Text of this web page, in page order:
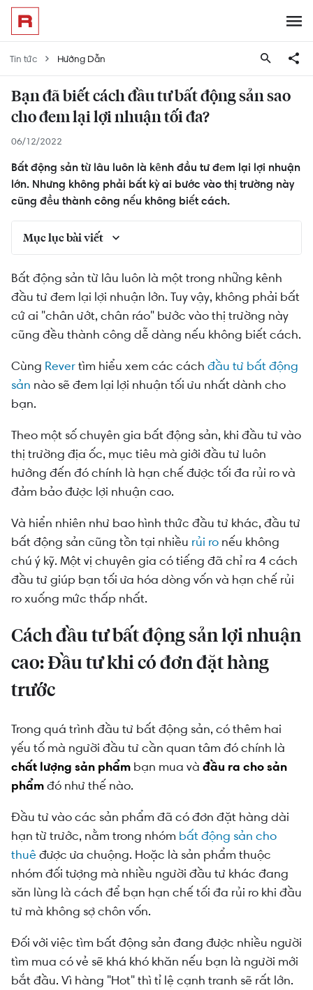
Tin tức Hướng Dẫn
Bạn đã biết cách đầu tư bất động sản sao
cho đem lại lợi nhuận tối đa?
06/12/2022
Bất động sản từ lâu luôn là kênh đầu tư đem lại lợi nhuận
lớn. Nhưng không phải bất kỳ ai bước vào thị trường này
cũng đều thành công nếu không biết cách.
Mục lục bài viết
khi có đơn đặt hàng trước
Cách đầu tư bất động sản lợi nhuận cao: Chọn
bất động sản có lãi trước khi mua
Cách đầu tư bất động sản lợi nhuận cao: Tự làm
tăng giá trị bất động sản
Bất động sản từ lâu luôn là một trong những kênh
đầu tư đem lại lợi nhuận lớn. Tuy vậy, không phải bất
cứ ai "chân ướt, chân ráo" bước vào thị trường này
cũng đều thành công dễ dàng nếu không biết cách.
Cùng Revertìm hiểu xem các cách đầu tư bất động
sản nào sẽ đem lại lợi nhuận tối ưu nhất dành cho
bạn.
Theo một số chuyên gia bất động sản, khi đầu tư vào
thị trường địa ốc, mục tiêu mà giới đầu tư luôn
hướng đến đó chính là hạn chế được tối đa rủi ro và
đảm bảo được lợi nhuận cao.
Và hiển nhiên như bao hình thức đầu tư khác, đầu tư
bất động sản cũng tồn tại nhiều rủi ro nếu không
chú ý kỹ. Một vị chuyên gia có tiếng đã chỉ ra 4 cách
đầu tư giúp bạn tối ưa hóa dòng vốn và hạn chế rủi
ro xuống mức thấp nhất.
Cách đầu tư bất động sản lợi nhuận
cao: Đầu tư khi có đơn đặt hàng
trước
Trong quá trình đầu tư bất động sản, có thêm hai
yếu tố mà người đầu tư cần quan tâm đó chính là
chất lượng sản phẩm bạn mua và đầu ra cho sản
phẩmđó như thế nào.
Đầu tư vào các sản phẩm đã có đơn đặt hàng dài
hạn từ trước, nằm trong nhóm bất động sản cho
thuê được ưa chuộng. Hoặc là sản phẩm thuộc
nhóm đối tượng mà nhiều người đầu tư khác đang
săn lùng là cách để bạn hạn chế tối đa rủi ro khi đầu
tư mà không sợ chôn vốn.
Đối với việc tìm bất động sản đang được nhiều người
tìm mua có vẻ sẽ khá khó khăn nếu bạn là người mới
bắt đầu. Vì hàng "Hot" thì tỉ lệ cạnh tranh sẽ rất lớn.